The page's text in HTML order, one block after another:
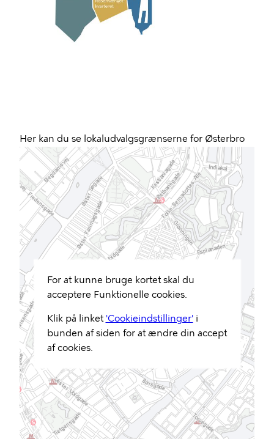
Her kan du se lokaludvalgsgrænserne for Østerbro
For at kunne bruge kortet skal du
acceptere Funktionelle cookies.
Klik på linket 'Cookieindstillinger'i
bunden af siden for at ændre din accept
af cookies.